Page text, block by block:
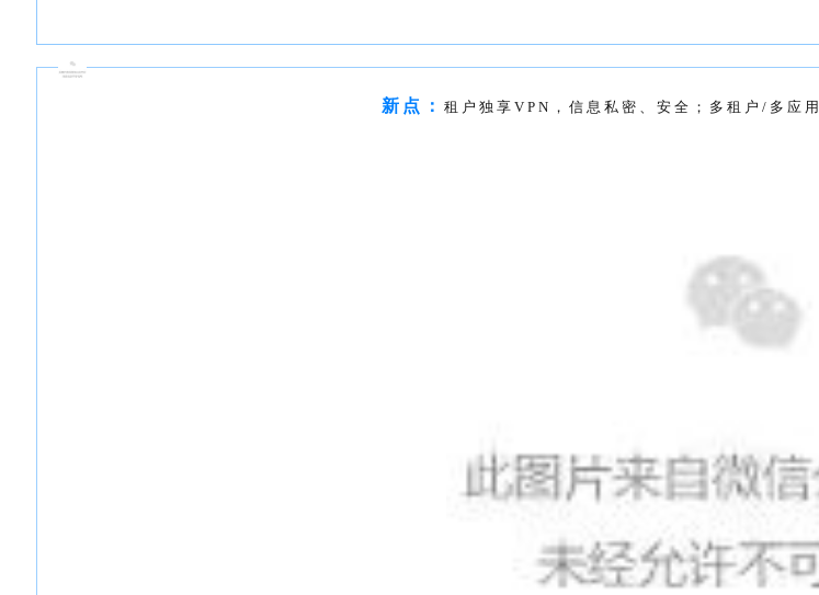
新 点 ： 租 户 独 享 V P N ， 信 息 私 密 、 安 全 ； 多 租 户 / 多 应 用